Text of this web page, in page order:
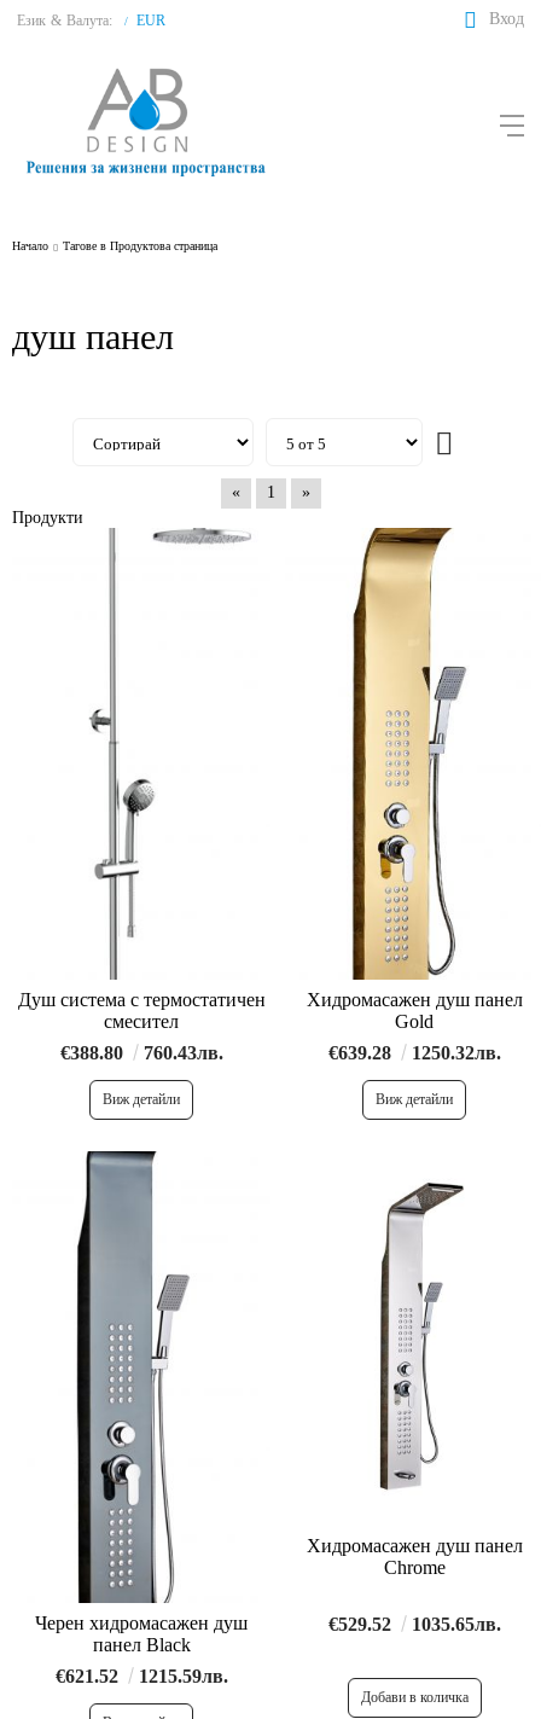
Език & Валута: / EUR Вход
Начало Тагове в Продуктова страница
душ панел
« 1
»
Продукти
Душ система с термостатичен
смесител
€388.80
760.43лв.
Виж детайли
Хидромасажен душ панел
Gold
€639.28
1250.32лв.
Виж детайли
Черен хидромасажен душ
панел Black
€621.52
1215.59лв.
Хидромасажен душ панел
Chrome
€529.52 1035.65лв.